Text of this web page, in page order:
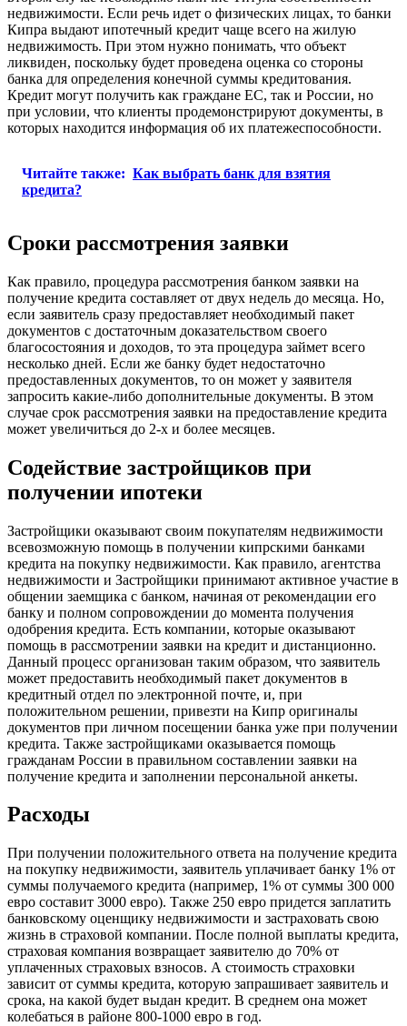
недвижимости. Если речь идет о физических лицах, то банки
Кипра выдают ипотечный кредит чаще всего на жилую
недвижимость. При этом нужно понимать, что объект
ликвиден, поскольку будет проведена оценка со стороны
банка для определения конечной суммы кредитования.
Кредит могут получить как граждане ЕС, так и России, но
при условии, что клиенты продемонстрируют документы, в
которых находится информация об их платежеспособности.
Читайте также: Как выбрать банк для взятия
кредита?
Сроки рассмотрения заявки
Как правило, процедура рассмотрения банком заявки на
получение кредита составляет от двух недель до месяца. Но,
если заявитель сразу предоставляет необходимый пакет
документов с достаточным доказательством своего
благосостояния и доходов, то эта процедура займет всего
несколько дней. Если же банку будет недостаточно
предоставленных документов, то он может у заявителя
запросить какие-либо дополнительные документы. В этом
случае срок рассмотрения заявки на предоставление кредита
может увеличиться до 2-х и более месяцев.
Содействие застройщиков при
получении ипотеки
Застройщики оказывают своим покупателям недвижимости
всевозможную помощь в получении кипрскими банками
кредита на покупку недвижимости. Как правило, агентства
недвижимости и Застройщики принимают активное участие в
общении заемщика с банком, начиная от рекомендации его
банку и полном сопровождении до момента получения
одобрения кредита. Есть компании, которые оказывают
помощь в рассмотрении заявки на кредит и дистанционно.
Данный процесс организован таким образом, что заявитель
может предоставить необходимый пакет документов в
кредитный отдел по электронной почте, и, при
положительном решении, привезти на Кипр оригиналы
документов при личном посещении банка уже при получении
кредита. Также застройщиками оказывается помощь
гражданам России в правильном составлении заявки на
получение кредита и заполнении персональной анкеты.
Расходы
При получении положительного ответа на получение кредита
на покупку недвижимости, заявитель уплачивает банку 1% от
суммы получаемого кредита (например, 1% от суммы 300 000
евро составит 3000 евро). Также 250 евро придется заплатить
банковскому оценщику недвижимости и застраховать свою
жизнь в страховой компании. После полной выплаты кредита,
страховая компания возвращает заявителю до 70% от
уплаченных страховых взносов. А стоимость страховки
зависит от суммы кредита, которую запрашивает заявитель и
срока, на какой будет выдан кредит. В среднем она может
колебаться в районе 800-1000 евро в год.